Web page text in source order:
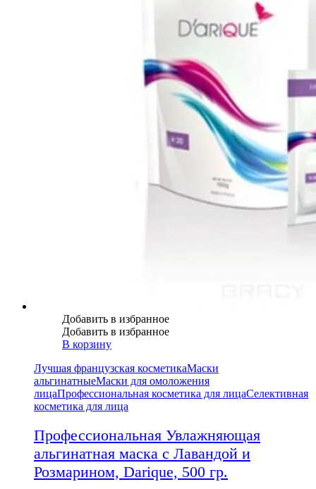
Добавить в избранное
Добавить в избранное
В корзину
Лучшая французская косметикаМаски
альгинатныеМаски для омоложения
лицаПрофессиональная косметика для лицаСелективная
косметика для лица
Профессиональная Увлажняющая
альгинатная маска с Лавандой и
Розмарином, Darique, 500 гр.